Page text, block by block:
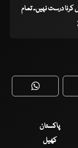
درست نہیں۔ تمام
WhatsApp
پاکستان
کھیل